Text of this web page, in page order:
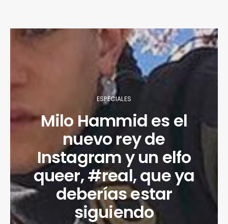
ESPECIALES
Milo Hammid es el
nuevo rey de
Instagram y un elfo
queer, #real, que ya
deberías estar
siguiendo